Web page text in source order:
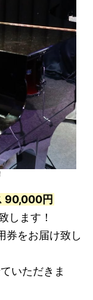
90,000円
します！
券をお届け致し
いただきま